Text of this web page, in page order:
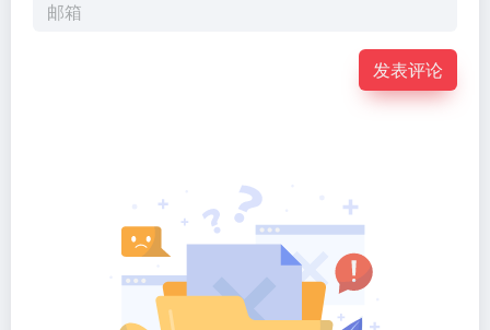
发表评论